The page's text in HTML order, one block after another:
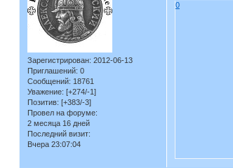
Зарегистрирован: 2012-06-13
Приглашений: 0
Сообщений: 18761
Уважение: [+274/-1]
Позитив: [+383/-3]
Провел на форуме:
2 месяца 16 дней
Последний визит:
Вчера 23:07:04
0